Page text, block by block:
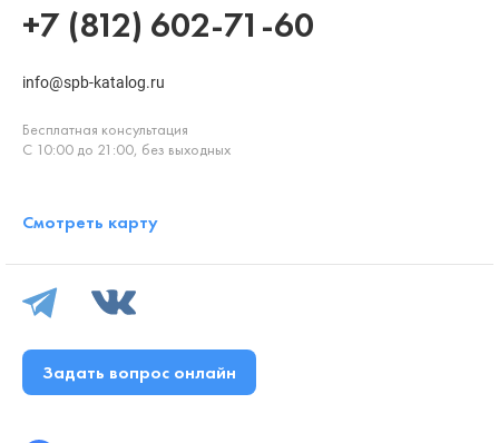
+7 (812) 602-71-60
info@spb-katalog.ru
Бесплатная консультация
С 10:00 до 21:00, без выходных
Смотреть карту
Задать вопрос онлайн